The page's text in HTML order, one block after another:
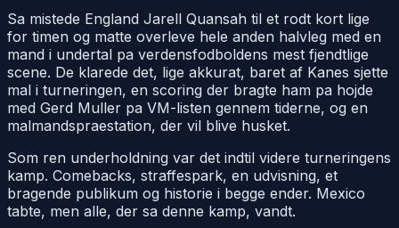
Sa mistede England Jarell Quansah til et rodt kort lige
for timen og matte overleve hele anden halvleg med en
mand i undertal pa verdensfodboldens mest fjendtlige
scene. De klarede det, lige akkurat, baret af Kanes sjette
mal i turneringen, en scoring der bragte ham pa hojde
med Gerd Muller pa VM-listen gennem tiderne, og en
malmandspraestation, der vil blive husket.
Som ren underholdning var det indtil videre turneringens
kamp. Comebacks, straffespark, en udvisning, et
bragende publikum og historie i begge ender. Mexico
tabte, men alle, der sa denne kamp, vandt.